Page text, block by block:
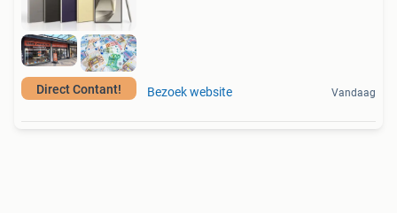
Direct Contant! Bezoek website Vandaag